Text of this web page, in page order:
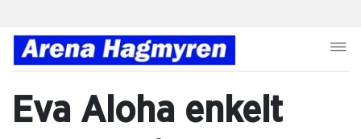
Eva Aloha enkelt